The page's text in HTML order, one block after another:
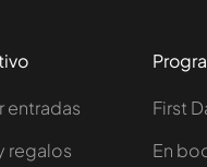
entradas
regalos
First
En